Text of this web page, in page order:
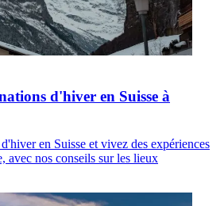
d'hiver en Suisse à
en Suisse et vivez des expériences
avec nos conseils sur les lieux